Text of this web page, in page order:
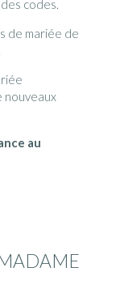
codes.
de mariée de
nouveaux
au